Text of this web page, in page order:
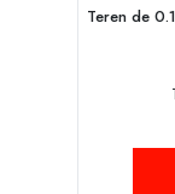
Teren de